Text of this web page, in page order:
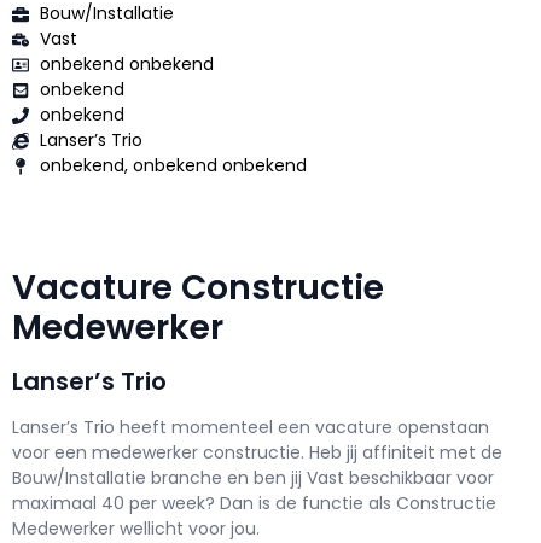
Bouw/Installatie
Vast
onbekend onbekend
onbekend
onbekend
Lanser’s Trio
onbekend, onbekend onbekend
Vacature Constructie
Medewerker
Lanser’s Trio
Lanser’s Trio heeft momenteel een vacature openstaan
voor een medewerker constructie. Heb jij affiniteit met de
Bouw/Installatie branche en ben jij Vast beschikbaar voor
maximaal 40 per week? Dan is de functie als Constructie
Medewerker wellicht voor jou.